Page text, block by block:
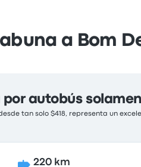
a Bom
autobús
tan solo $418, representa un
220 km